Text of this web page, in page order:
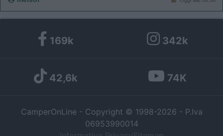
169k 342k
42,6k 74K
CamperOnLine - Copyright © 1998-2026 - P.Iva
06953990014